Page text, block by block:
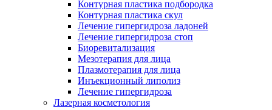
Контурная пластика подбородка
Контурная пластика скул
Лечение гипергидроза ладоней
Лечение гипергидроза стоп
Биоревитализация
Мезотерапия для лица
Плазмотерапия для лица
Инъекционный липолиз
Лечение гипергидроза
Лазерная косметология